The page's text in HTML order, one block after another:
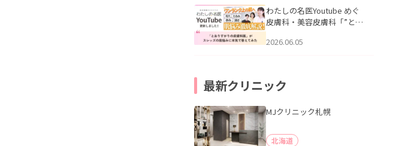
公開いたしました。
わたしの名医Youtube めぐ
皮膚科・美容皮膚科「”とお
ッズの肌悩みに本気で答え
2026.06.05
最新クリニック
MJクリニック札幌
北海道